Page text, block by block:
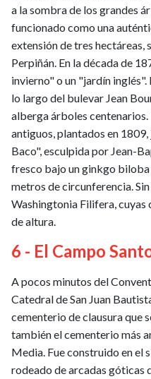
a la sombra de los grandes
funcionado como una
extensión de tres hectáreas,
Perpiñán. En la década de
invierno" o un "jardín inglés".
lo largo del bulevar Jean
alberga árboles
antiguos, plantados en
Baco", esculpida por Jean-
fresco bajo un ginkgo
metros de circunferencia.
Washingtonia Filifera, cuyas
de altura.
6 - El Campo
A pocos minutos del
Catedral de San Juan
cementerio de clausura que
también el cementerio más
Media. Fue construido en el
rodeado de arcadas góticas